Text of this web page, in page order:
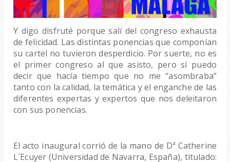
Y digo disfruté porque salí del congreso exhausta
de felicidad. Las distintas ponencias que componían
su cartel no tuvieron desperdicio. Por suerte, no es
el primer congreso al que asisto, pero sí puedo
decir que hacía tiempo que no me “asombraba”
tanto con la calidad, la temática y el enganche de las
diferentes expertas y expertos que nos deleitaron
con sus ponencias.
El acto inaugural corrió de la mano de Dª Catherine